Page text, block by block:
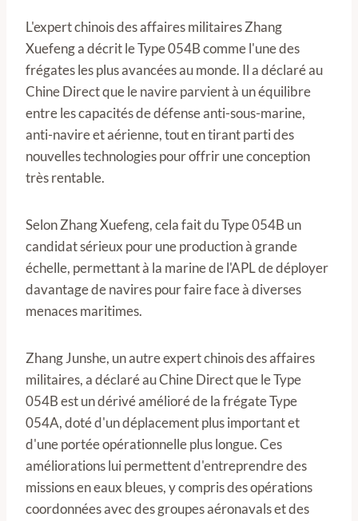
L'expert chinois des affaires militaires Zhang
Xuefeng a décrit le Type 054B comme l'une des
frégates les plus avancées au monde. Il a déclaré au
Chine Direct que le navire parvient à un équilibre
entre les capacités de défense anti-sous-marine,
anti-navire et aérienne, tout en tirant parti des
nouvelles technologies pour offrir une conception
très rentable.
Selon Zhang Xuefeng, cela fait du Type 054B un
candidat sérieux pour une production à grande
échelle, permettant à la marine de l'APL de déployer
davantage de navires pour faire face à diverses
menaces maritimes.
Zhang Junshe, un autre expert chinois des affaires
militaires, a déclaré au Chine Direct que le Type
054B est un dérivé amélioré de la frégate Type
054A, doté d'un déplacement plus important et
d'une portée opérationnelle plus longue. Ces
améliorations lui permettent d'entreprendre des
missions en eaux bleues, y compris des opérations
coordonnées avec des groupes aéronavals et des